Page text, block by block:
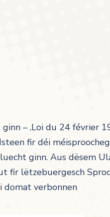
– ‚Loi du 24 février
fir déi
ginn. Aus dësem
fir lëtzebuergesch
domat verbonnen